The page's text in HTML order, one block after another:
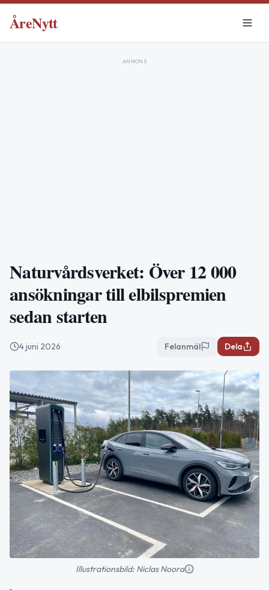
ÅreNytt
ANNONS
Naturvårdsverket: Över 12 000
ansökningar till elbilspremien
sedan starten
4 juni 2026 Felanmäl Dela
Illustrationsbild: Niclas Noord